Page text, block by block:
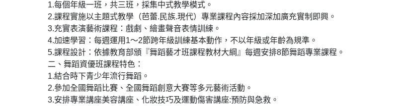
1.每個年級一班，共三班，採集中式教學模式。
2.課程實施以主題式教學（芭蕾.民族.現代）專業課程內容採加深加廣充實制即興。
3.充實表演藝術課程：戲劇、繪畫聲音表情訓練。
4.加速學習：每週運用1～2節跨年級訓練基本動作，不以年級或年齡為規準。
5.課程設計：依據教育部頒『舞蹈藝才班課程教材大綱』每週安排8節舞蹈專業課程。
二、舞蹈資優班課程特色：
1.結合時下青少年流行舞蹈。
2.參加全國舞蹈比賽、全國舞蹈創意大賽等多元藝術活動。
3.安排專業講座美容講座、化妝技巧及運動傷害講座:預防與急救。